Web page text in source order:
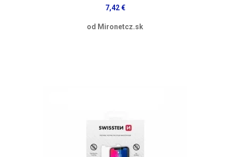
7,42 €
od Mironetcz.sk